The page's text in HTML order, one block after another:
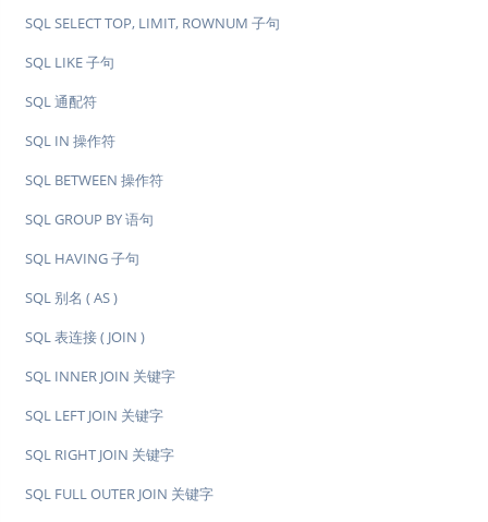
SQL SELECT TOP, LIMIT, ROWNUM 子句
SQL LIKE 子句
SQL 通配符
SQL IN 操作符
SQL BETWEEN 操作符
SQL GROUP BY 语句
SQL HAVING 子句
SQL 别名 ( AS )
SQL 表连接 ( JOIN )
SQL INNER JOIN 关键字
SQL LEFT JOIN 关键字
SQL RIGHT JOIN 关键字
SQL FULL OUTER JOIN 关键字